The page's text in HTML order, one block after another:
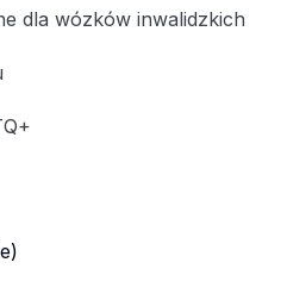
dla wózków inwalidzkich